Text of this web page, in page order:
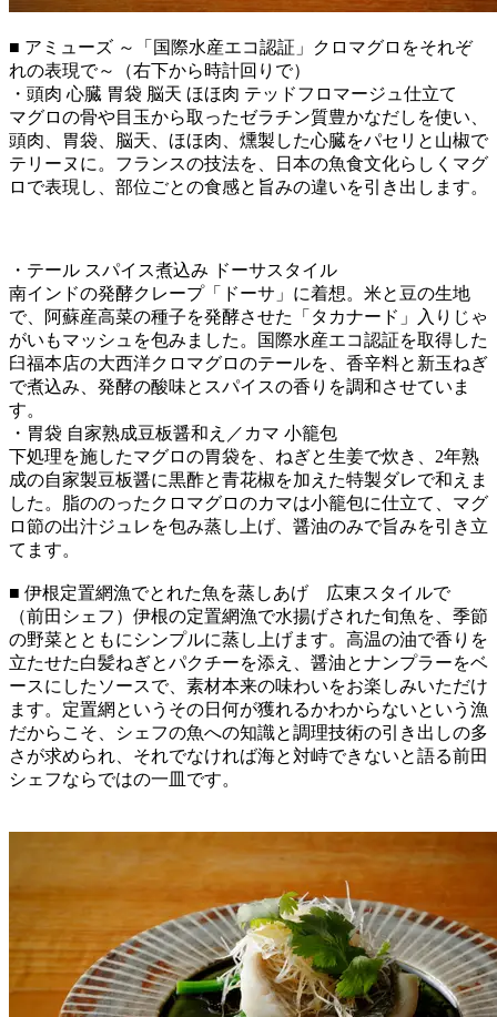
■ アミューズ ～「国際水産エコ認証」クロマグロをそれぞ
れの表現で～（右下から時計回りで）
・頭肉 心臓 胃袋 脳天 ほほ肉 テッドフロマージュ仕立て
マグロの骨や目玉から取ったゼラチン質豊かなだしを使い、
頭肉、胃袋、脳天、ほほ肉、燻製した心臓をパセリと山椒で
テリーヌに。フランスの技法を、日本の魚食文化らしくマグ
ロで表現し、部位ごとの食感と旨みの違いを引き出します。
・テール スパイス煮込み ドーサスタイル
南インドの発酵クレープ「ドーサ」に着想。米と豆の生地
で、阿蘇産高菜の種子を発酵させた「タカナード」入りじゃ
がいもマッシュを包みました。国際水産エコ認証を取得した
臼福本店の大西洋クロマグロのテールを、香辛料と新玉ねぎ
で煮込み、発酵の酸味とスパイスの香りを調和させていま
す。
・胃袋 自家熟成豆板醤和え／カマ 小籠包
下処理を施したマグロの胃袋を、ねぎと生姜で炊き、2年熟
成の自家製豆板醤に黒酢と青花椒を加えた特製ダレで和えま
した。脂ののったクロマグロのカマは小籠包に仕立て、マグ
ロ節の出汁ジュレを包み蒸し上げ、醤油のみで旨みを引き立
てます。
■ 伊根定置網漁でとれた魚を蒸しあげ 広東スタイルで
（前田シェフ）伊根の定置網漁で水揚げされた旬魚を、季節
の野菜とともにシンプルに蒸し上げます。高温の油で香りを
立たせた白髪ねぎとパクチーを添え、醤油とナンプラーをベ
ースにしたソースで、素材本来の味わいをお楽しみいただけ
ます。定置網というその日何が獲れるかわからないという漁
だからこそ、シェフの魚への知識と調理技術の引き出しの多
さが求められ、それでなければ海と対峙できないと語る前田
シェフならではの一皿です。